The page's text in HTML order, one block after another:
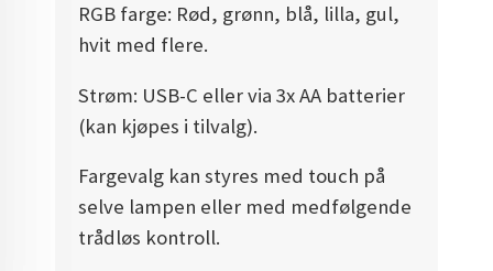
RGB farge: Rød, grønn, blå, lilla, gul,
hvit med flere.
Strøm: USB-C eller via 3x AA batterier
(kan kjøpes i tilvalg).
Fargevalg kan styres med touch på
selve lampen eller med medfølgende
trådløs kontroll.